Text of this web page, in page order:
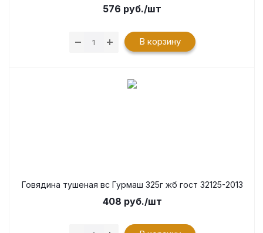
576 руб./шт
В корзину
Говядина тушеная вс Гурмаш 325г жб гост 32125-2013
408 руб./шт